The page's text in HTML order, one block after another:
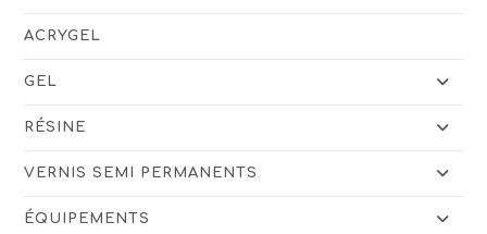
ACRYGEL
GEL
RÉSINE
VERNIS SEMI PERMANENTS
ÉQUIPEMENTS